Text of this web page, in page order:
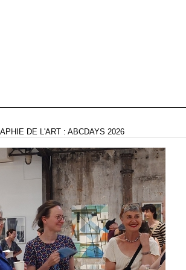
DE L'ART : ABCDAYS 2026